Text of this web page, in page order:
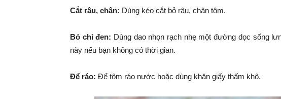
Cắt râu, chân: Dùng kéo cắt bỏ râu, chân tôm.
Bỏ chỉ đen: Dùng dao nhọn rạch nhẹ một đường dọc sống
này nếu bạn không có thời gian.
Để ráo: Để tôm ráo nước hoặc dùng khăn giấy thấm khô.